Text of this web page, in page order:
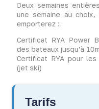
Deux semaines
une semaine au
emporterez :
Certificat RYA Power
des bateaux jusqu’à
Certificat RYA pour
(jet ski)
Tarifs